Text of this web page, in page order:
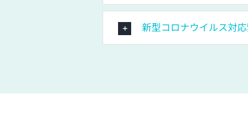
新型コロナウイルス対